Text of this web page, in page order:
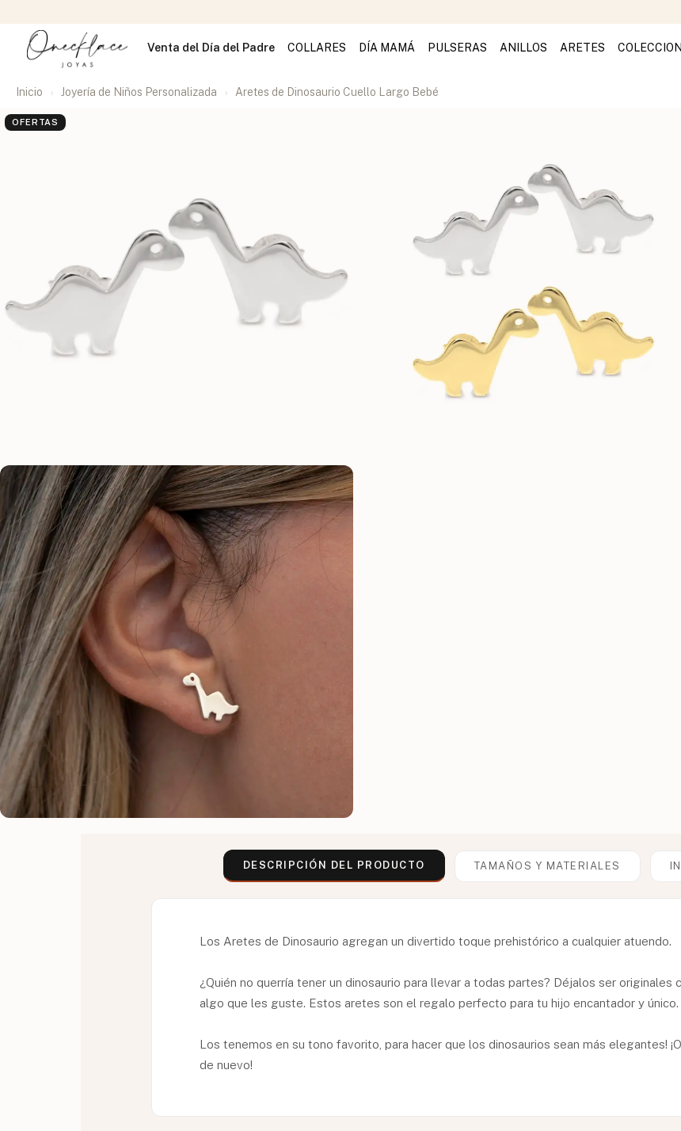
Venta del Día del Padre COLLARES DÍA MAMÁ PULSERAS ANILLOS ARETES
Inicio Joyería de Niños Personalizada Aretes de Dinosaurio Cuello Largo Bebé
OFERTAS
DESCRIPCIÓN DEL PRODUCTO TAMAÑOS Y MATERIALES
Los Aretes de Dinosaurio agregan un divertido toque prehistórico a cualquier atuendo.
¿Quién no querría tener un dinosaurio para llevar a todas partes? Déjalos ser
algo que les guste. Estos aretes son el regalo perfecto para tu hijo encantador y único.
Los tenemos en su tono favorito, para hacer que los dinosaurios sean más elegantes!
de nuevo!